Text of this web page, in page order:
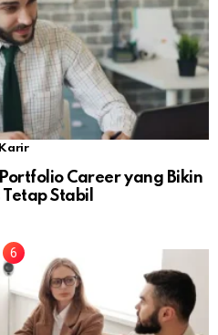
Karir
Career yang Bikin
Stabil